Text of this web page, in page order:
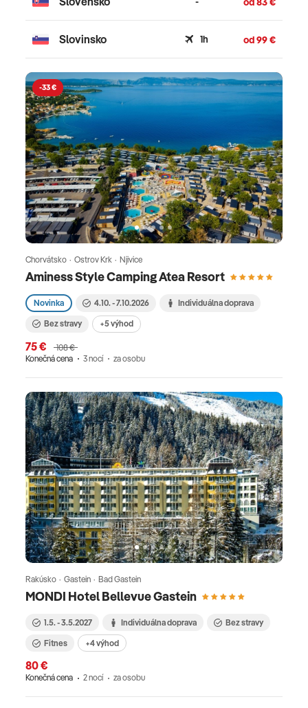
Slovinsko 1h od 99 €
-33 €
Aminess Style Camping Atea Resort
Chorvátsko · Ostrov Krk · Njivice
Novinka 4.10. - 7.10.2026 Individuálna doprava
Bez stravy +5 výhod
75 €
108 €
Konečná cena
3 nocí za osobu
MONDI Hotel Bellevue Gastein
Rakúsko · Gastein · Bad Gastein
1.5. - 3.5.2027 Individuálna doprava
Bez stravy
Fitnes
+4 výhod
80 €
Konečná cena 2 nocí za osobu